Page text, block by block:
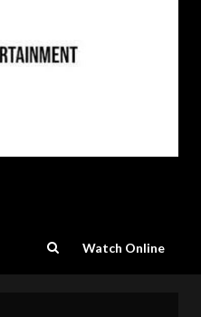
Watch Online